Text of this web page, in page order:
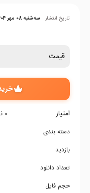
تاریخ انتشار سه‌شنبه 08 مهر 1404
قیمت
امتیاز 0
دسته بندی
بازدید
تعداد دانلود
حجم فایل